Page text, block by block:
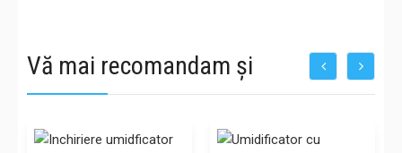
Vă mai recomandam și